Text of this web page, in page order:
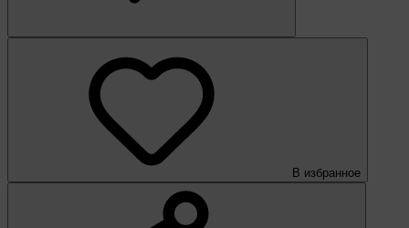
В избранное